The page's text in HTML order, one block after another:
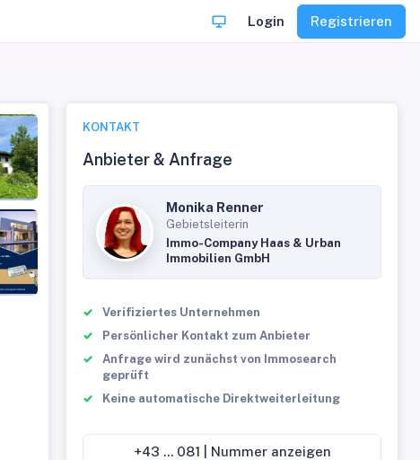
Login Registrieren
KONTAKT
Anbieter & Anfrage
Monika Renner
Gebietsleiterin
Immo-Company Haas & Urban
Immobilien GmbH
Verifiziertes Unternehmen
Persönlicher Kontakt zum Anbieter
Anfrage wird zunächst von Immosearch
geprüft
Keine automatische Direktweiterleitung
+43 ... 081 | Nummer anzeigen